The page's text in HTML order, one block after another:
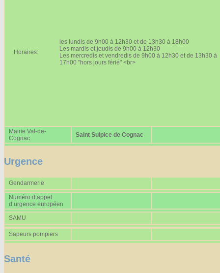
Horaires:
les lundis de 9h00 à 12h30 et de 13h30 à 18h00
Les mardis et jeudis de 9h00 à 12h30
Les mercredis et vendredis de 9h00 à 12h30 et de 13h30 à
17h00 "hors jours férié" <br>
Mairie Val-de-
Cognac
Saint Sulpice de Cognac
Urgence
Gendarmerie
Numéro d’appel
d’urgence européen
SAMU
Sapeurs pompiers
Santé